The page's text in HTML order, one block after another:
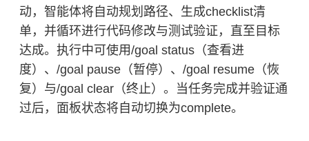
动，智能体将自动规划路径、生成checklist清
单，并循环进行代码修改与测试验证，直至目标
达成。执行中可使用/goal status（查看进
度）、/goal pause（暂停）、/goal resume（恢
复）与/goal clear（终止）。当任务完成并验证通
过后，面板状态将自动切换为complete。